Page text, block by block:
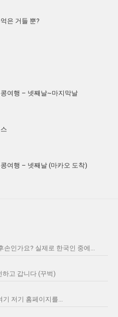
은 거들 뿐?
여행 – 넷째날~마지막날
여행 – 넷째날 (마카오 도착)
인가요? 실제로 한국인 중에...
하고 갑니다 (꾸벅)
저기 홈페이지를...